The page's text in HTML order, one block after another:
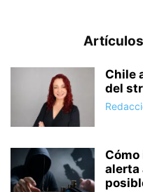
Chile
del
alerta